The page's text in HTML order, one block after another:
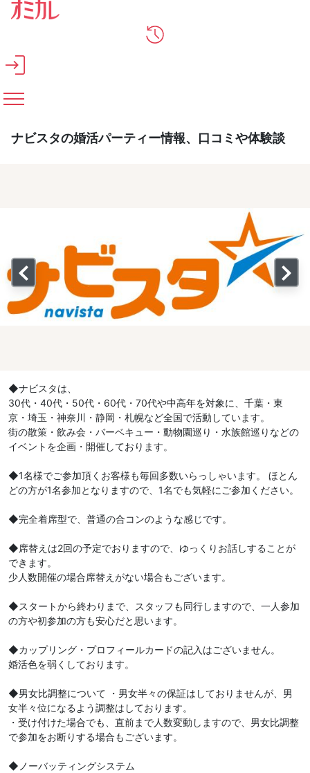
メインコンテンツへスキップ
ナビスタの婚活パーティー情報、口コミや体験談
◆ナビスタは、
30代・40代・50代・60代・70代や中高年を対象に、千葉・東
京・埼玉・神奈川・静岡・札幌など全国で活動しています。
街の散策・飲み会・バーベキュー・動物園巡り・水族館巡りなどの
イベントを企画・開催しております。
◆1名様でご参加頂くお客様も毎回多数いらっしゃいます。 ほとん
どの方が1名参加となりますので、1名でも気軽にご参加ください。
◆完全着席型で、普通の合コンのような感じです。
◆席替えは2回の予定でおりますので、ゆっくりお話しすることが
できます。
少人数開催の場合席替えがない場合もございます。
◆スタートから終わりまで、スタッフも同行しますので、一人参加
の方や初参加の方も安心だと思います。
◆カップリング・プロフィールカードの記入はございません。
婚活色を弱くしております。
◆男女比調整について ・男女半々の保証はしておりませんが、男
女半々位になるよう調整はしております。
・受け付けた場合でも、直前まで人数変動しますので、男女比調整
で参加をお断りする場合もございます。
◆ノーバッティングシステム